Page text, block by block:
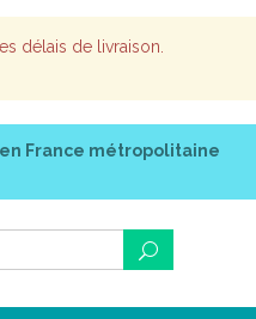
délais de livraison.
France métropolitaine